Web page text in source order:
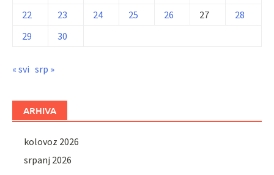
22
23 24 25 26 27
28
29
30
« svi srp »
ARHIVA
kolovoz 2026
srpanj 2026